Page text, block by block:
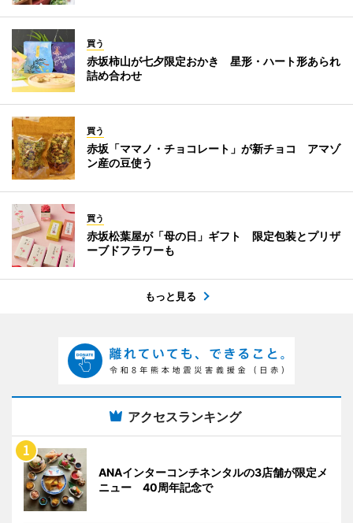
買う
赤坂柿山が七夕限定おかき 星形・ハート形あられ
詰め合わせ
買う
赤坂「ママノ・チョコレート」が新チョコ アマゾ
ン産の豆使う
買う
赤坂松葉屋が「母の日」ギフト 限定包装とプリザ
ーブドフラワーも
もっと見る
アクセスランキング
ANAインターコンチネンタルの3店舗が限定メ
ニュー 40周年記念で